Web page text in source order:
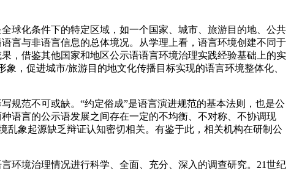
球化条件下的特定区域，如一个国家、城市、旅游目的地、公共
言与非语言信息的总体境况。从学理上看，语言环境创建不同于
，借鉴其他国家和地区公示语语言环境治理实践经验基础上的实
，促进城市/旅游目的地文化传播目标实现的语言环境整体化、
规范不可或缺。“约定俗成”是语言演进规范的基本法则，也是公
语言的公示语发展之间存在一定的不均衡、不对称、不协调现
乱象起源缺乏辩证认知密切相关。有鉴于此，相关机构在研制公
环境治理情况进行科学、全面、充分、深入的调查研究。21世纪